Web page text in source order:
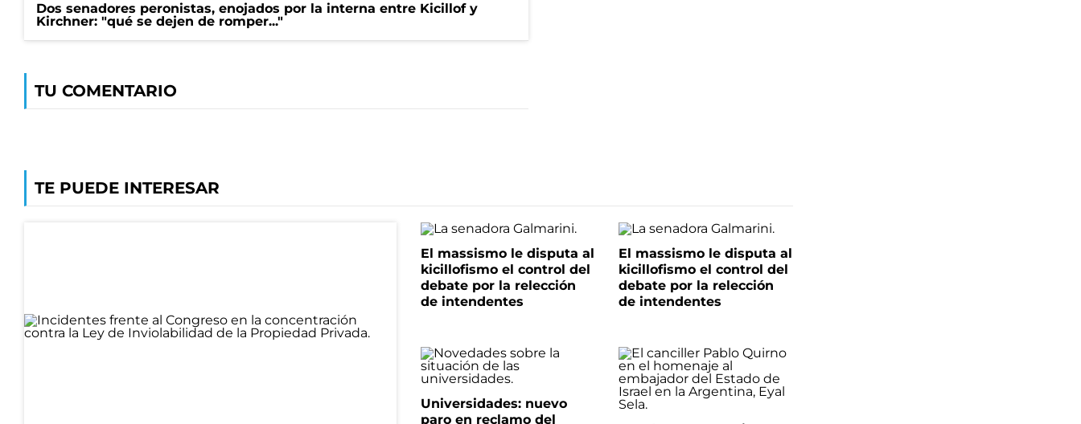
Dos senadores peronistas, enojados por la interna entre Kicillof y
Kirchner: "qué se dejen de romper..."
TU COMENTARIO
TE PUEDE INTERESAR
El massismo le disputa al
kicillofismo el control del
debate por la relección
de intendentes
El massismo le disputa al
kicillofismo el control del
debate por la relección
de intendentes
Universidades: nuevo
paro en reclamo del